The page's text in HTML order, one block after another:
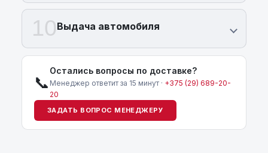
10Выдача автомобиля
📞
Остались вопросы по доставке?
Менеджер ответит за 15 минут · +375 (29) 689-20-
20
ЗАДАТЬ ВОПРОС МЕНЕДЖЕРУ